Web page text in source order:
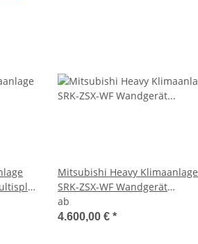
Mitsubishi Heavy Klimaanlage
SRK-ZSX-WF Wandgerät
Multisplit Set mit 3
Innengeräten mehrfarbig
ab
4.600,00 € *